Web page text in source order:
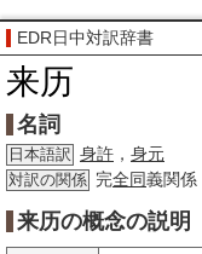
EDR日中対訳辞書
来历
名詞
日本語訳 身許 ， 身元
対訳の関係 完全同義関係
来历の概念の説明